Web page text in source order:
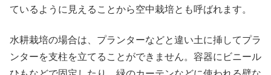
ているように見えることから空中栽培とも呼ばれます。
水耕栽培の場合は、プランターなどと違い土に挿してプラ
ンターを支柱を立てることができません。容器にビニール